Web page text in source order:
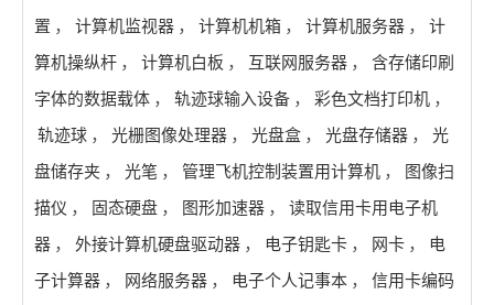
置 ， 计算机监视器 ， 计算机机箱 ， 计算机服务器 ，
计
算机操纵杆 ， 计算机白板 ， 互联网服务器 ，
含存储印刷
字体的数据载体 ， 轨迹球输入设备 ， 彩色文档打印机 ，
轨迹球 ， 光栅图像处理器 ， 光盘盒 ， 光盘存储器 ，
光
盘储存夹 ， 光笔 ， 管理飞机控制装置用计算机 ，
图像扫
描仪 ， 固态硬盘 ， 图形加速器 ，
读取信用卡用电子机
器 ， 外接计算机硬盘驱动器 ， 电子钥匙卡 ， 网卡 ，
电
子计算器 ， 网络服务器 ， 电子个人记事本 ，
信用卡编码